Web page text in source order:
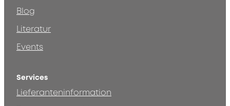
Blog
Literatur
Events
Services
Lieferanteninformation